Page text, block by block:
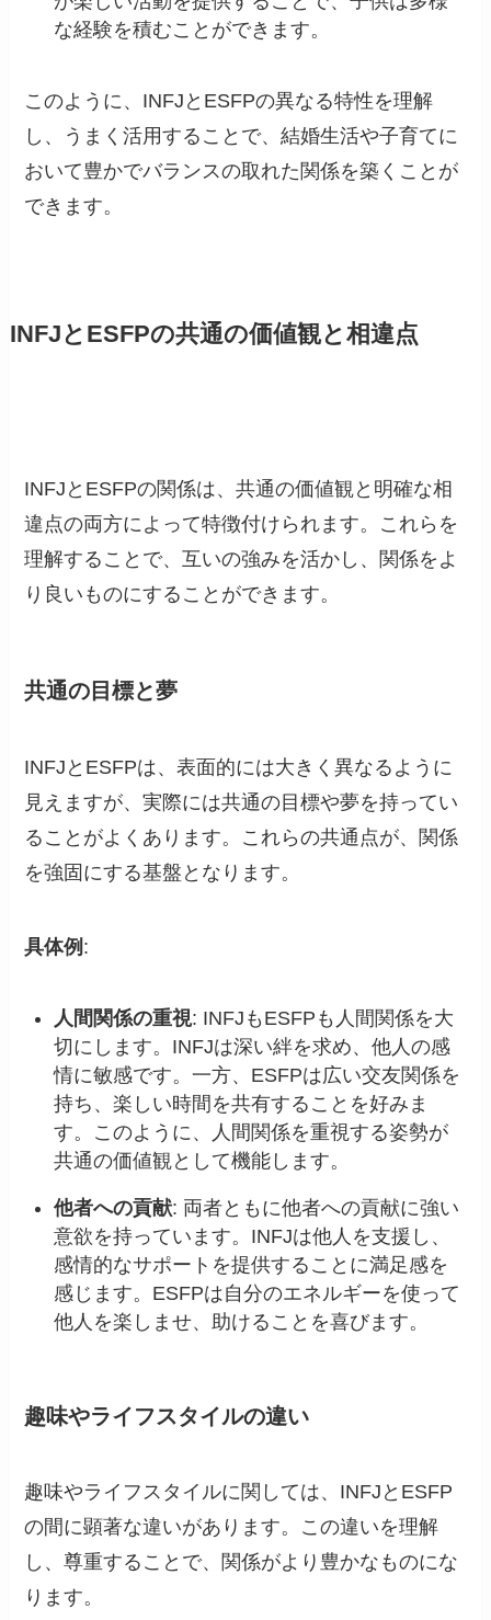
な経験を積むことができます。
このように、INFJとESFPの異なる特性を理解
し、うまく活用することで、結婚生活や子育てに
おいて豊かでバランスの取れた関係を築くことが
できます。
INFJとESFPの共通の価値観と相違点
INFJとESFPの関係は、共通の価値観と明確な相
違点の両方によって特徴付けられます。これらを
理解することで、互いの強みを活かし、関係をよ
り良いものにすることができます。
共通の目標と夢
INFJとESFPは、表面的には大きく異なるように
見えますが、実際には共通の目標や夢を持ってい
ることがよくあります。これらの共通点が、関係
を強固にする基盤となります。
具体例 :
人間関係の重視: INFJもESFPも人間関係を大
切にします。INFJは深い絆を求め、他人の感
情に敏感です。一方、ESFPは広い交友関係を
持ち、楽しい時間を共有することを好みま
す。このように、人間関係を重視する姿勢が
共通の価値観として機能します。
他者への貢献: 両者ともに他者への貢献に強い
意欲を持っています。INFJは他人を支援し、
感情的なサポートを提供することに満足感を
感じます。ESFPは自分のエネルギーを使って
他人を楽しませ、助けることを喜びます。
趣味やライフスタイルの違い
趣味やライフスタイルに関しては、INFJとESFP
の間に顕著な違いがあります。この違いを理解
し、尊重することで、関係がより豊かなものにな
ります。